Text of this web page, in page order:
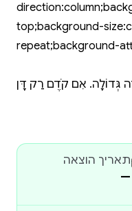
top;background-
repeat;background-
גְּדוֹלָה. אִם קֹדֶם רַק דָּן
אוֹיְבִים מְסֻכָּנִים יוֹתֵר,
לִפְנֵי שֶׁיִּהְיֶה מְאֻחָר
תאריך הוצאה
—